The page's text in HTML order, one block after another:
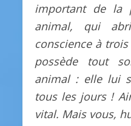
important de la
animal, qui
conscience à
possède tout
animal : elle lui
tous les jours !
vital. Mais vous,